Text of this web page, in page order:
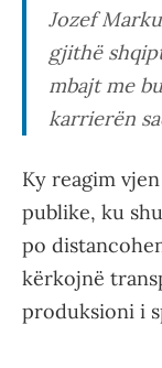
Jozef
gjithë
mbajt me
karrierën
Ky reagim
publike, ku
po
kërkojnë
produksioni i